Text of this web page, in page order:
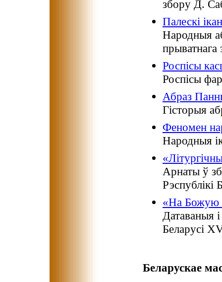
збору Д.
Палескі
Народныя
прыватнага
Роспісы
Роспісы
Абраз
Гісторыя
Феномен
Народныя
Арнаты ў
Рэспублікі
«На Божую
Датаваныя
Беларусі
Беларускае